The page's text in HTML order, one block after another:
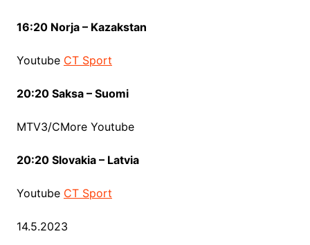
16:20 Norja – Kazakstan
Youtube CT Sport
20:20 Saksa – Suomi
MTV3/CMore Youtube
20:20 Slovakia – Latvia
Youtube CT Sport
14.5.2023